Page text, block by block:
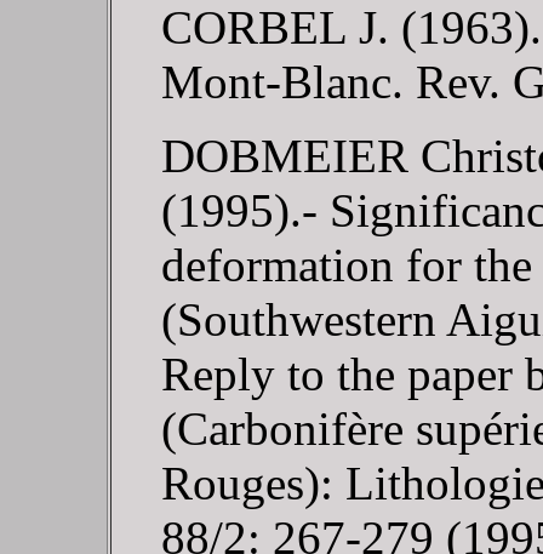
CORBEL J.
Mont-Blanc. Rev.
DOBMEIER
(1995).-
deformation for
(Southwestern
Reply to the paper
(Carbonifère
Rouges):
88/2: 267-279